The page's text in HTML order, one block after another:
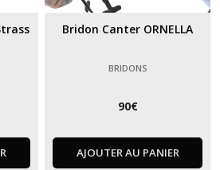
Bridon Canter ORNELLA
BRIDONS
90€
AJOUTER AU PANIER